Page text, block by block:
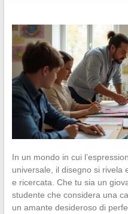
In un mondo in cui
universale, il disegno si rivela
e ricercata. Che tu sia un
studente che considera una
un amante desideroso di